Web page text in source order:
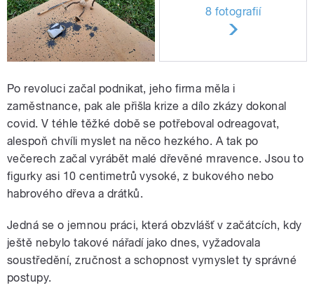
8 fotografií
Po revoluci začal podnikat, jeho firma měla i
zaměstnance, pak ale přišla krize a dílo zkázy dokonal
covid. V téhle těžké době se potřeboval odreagovat,
alespoň chvíli myslet na něco hezkého. A tak po
večerech začal vyrábět malé dřevěné mravence. Jsou to
figurky asi 10 centimetrů vysoké, z bukového nebo
habrového dřeva a drátků.
Jedná se o jemnou práci, která obzvlášť v začátcích, kdy
ještě nebylo takové nářadí jako dnes, vyžadovala
soustředění, zručnost a schopnost vymyslet ty správné
postupy.